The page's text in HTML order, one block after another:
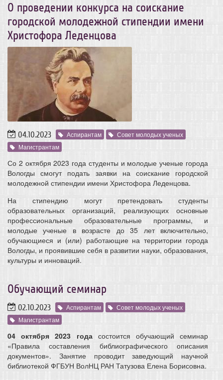
О проведении конкурса на соискание
городской молодежной стипендии имени
Христофора Леденцова
04.10.2023 Аспирантам
Совет молодых ученых
Магистрантам
Со 2 октября 2023 года студенты и молодые ученые города
Вологды смогут подать заявки на соискание городской
молодежной стипендии имени Христофора Леденцова.
На стипендию могут претендовать студенты
образовательных организаций, реализующих основные
профессиональные образовательные программы, и
молодые ученые в возрасте до 35 лет включительно,
обучающиеся и (или) работающие на территории города
Вологды, и проявившие себя в развитии науки, образования,
культуры и инноваций.
Обучающий семинар
02.10.2023 Аспирантам
Совет молодых ученых
Магистрантам
04 октября 2023 года состоится обучающий семинар
«Правила составления библиографического описания
документов».
Занятие проводит заведующий научной
библиотекой ФГБУН ВолНЦ РАН Татузова Елена Борисовна.